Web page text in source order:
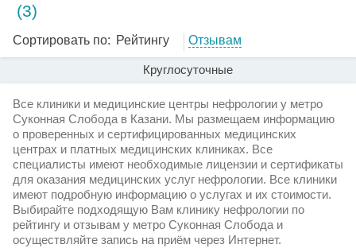
(3)
Сортировать по: Рейтингу Отзывам
Круглосуточные
Все клиники и медицинские центры нефрологии у метро
Суконная Слобода в Казани. Мы размещаем информацию
о проверенных и сертифицированных медицинских
центрах и платных медицинских клиниках. Все
специалисты имеют необходимые лицензии и сертификаты
для оказания медицинских услуг нефрологии. Все клиники
имеют подробную информацию о услугах и их стоимости.
Выбирайте подходящую Вам клинику нефрологии по
рейтингу и отзывам у метро Суконная Слобода и
осуществляйте запись на приём через Интернет.